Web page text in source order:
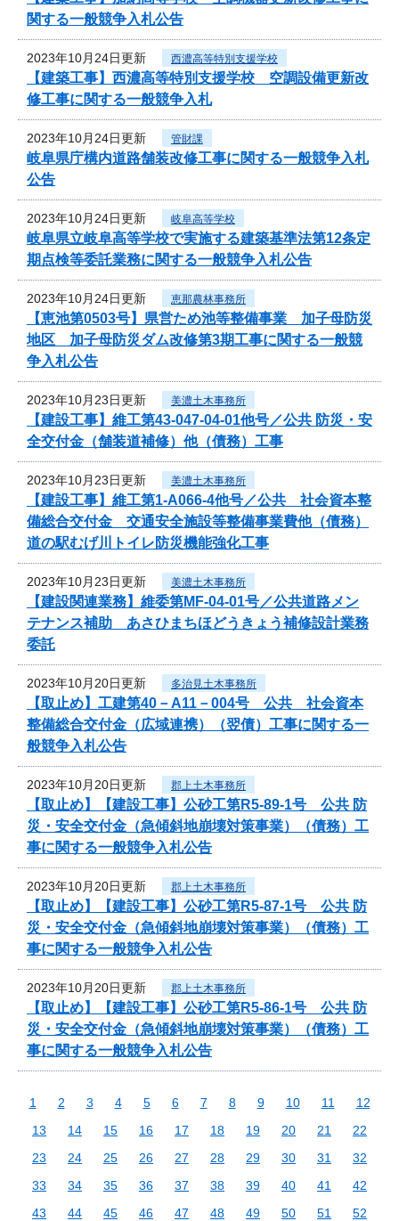
関する一般競争入札公告
2023年10月24日更新 西濃高等特別支援学校
【建築工事】西濃高等特別支援学校 空調設備更新改
修工事に関する一般競争入札
2023年10月24日更新 管財課
岐阜県庁構内道路舗装改修工事に関する一般競争入札
公告
2023年10月24日更新 岐阜高等学校
岐阜県立岐阜高等学校で実施する建築基準法第12条定
期点検等委託業務に関する一般競争入札公告
2023年10月24日更新 恵那農林事務所
【恵池第0503号】県営ため池等整備事業 加子母防災
地区 加子母防災ダム改修第3期工事に関する一般競
争入札公告
2023年10月23日更新 美濃土木事務所
【建設工事】維工第43-047-04-01他号／公共 防災・安
全交付金（舗装道補修）他（債務）工事
2023年10月23日更新 美濃土木事務所
【建設工事】維工第1-A066-4他号／公共 社会資本整
備総合交付金 交通安全施設等整備事業費他（債務）
道の駅むげ川トイレ防災機能強化工事
2023年10月23日更新 美濃土木事務所
【建設関連業務】維委第MF-04-01号／公共道路メン
テナンス補助 あさひまちほどうきょう補修設計業務
委託
2023年10月20日更新 多治見土木事務所
【取止め】工建第40－A11－004号 公共 社会資本
整備総合交付金（広域連携）（翌債）工事に関する一
般競争入札公告
2023年10月20日更新 郡上土木事務所
【取止め】【建設工事】公砂工第R5-89-1号 公共 防
災・安全交付金（急傾斜地崩壊対策事業）（債務）工
事に関する一般競争入札公告
2023年10月20日更新 郡上土木事務所
【取止め】【建設工事】公砂工第R5-87-1号 公共 防
災・安全交付金（急傾斜地崩壊対策事業）（債務）工
事に関する一般競争入札公告
2023年10月20日更新 郡上土木事務所
【取止め】【建設工事】公砂工第R5-86-1号 公共 防
災・安全交付金（急傾斜地崩壊対策事業）（債務）工
事に関する一般競争入札公告
1 2 3 4 5 6 7 8 9 10 11
12
13
14 15 16 17 18 19 20 21
22
23
24 25 26 27 28 29 30 31
32
33
34 35 36 37 38 39 40 41
42
43
44 45 46 47 48 49 50 51
52